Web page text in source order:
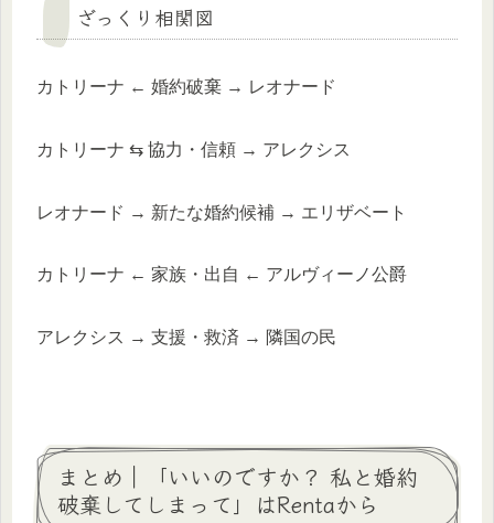
ざっくり相関図
カトリーナ ← 婚約破棄 → レオナード
カトリーナ ⇆ 協力・信頼 → アレクシス
レオナード → 新たな婚約候補 → エリザベート
カトリーナ ← 家族・出自 ← アルヴィーノ公爵
アレクシス → 支援・救済 → 隣国の民
まとめ｜「いいのですか？ 私と婚約
破棄してしまって」はRentaから